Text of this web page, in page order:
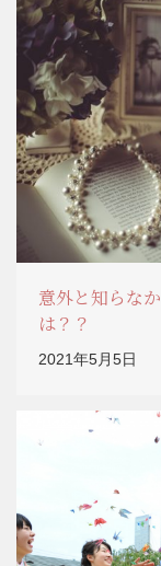
意外と知らな
は？？
2021年5月5日